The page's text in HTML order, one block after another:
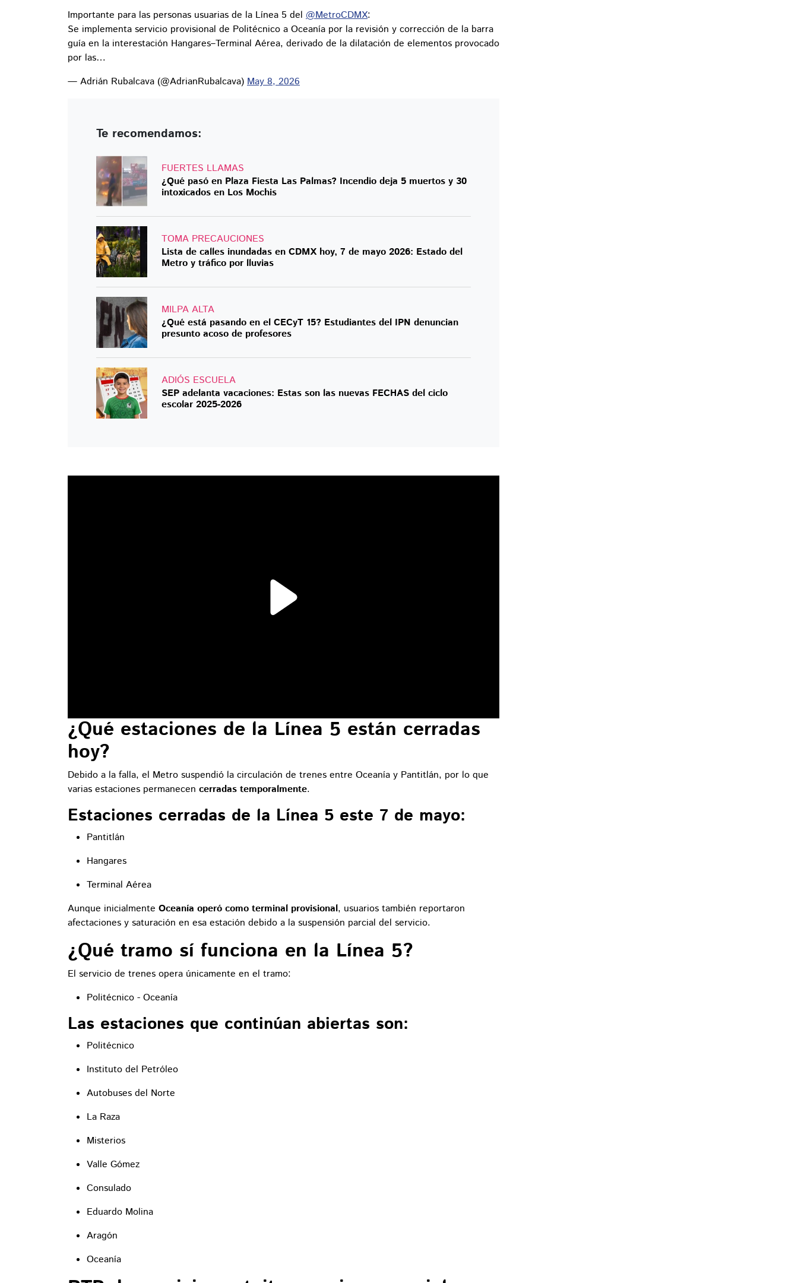
Importante para las personas usuarias de la Línea 5 del @MetroCDMX:
Se implementa servicio provisional de Politécnico a Oceanía por la revisión y corrección de la barra
guía en la interestación Hangares–Terminal Aérea, derivado de la dilatación de elementos provocado
por las…
— Adrián Rubalcava (@AdrianRubalcava) May 8, 2026
Te recomendamos:
FUERTES LLAMAS
¿Qué pasó en Plaza Fiesta Las Palmas? Incendio deja 5 muertos y 30
intoxicados en Los Mochis
TOMA PRECAUCIONES
Lista de calles inundadas en CDMX hoy, 7 de mayo 2026: Estado del
Metro y tráfico por lluvias
MILPA ALTA
¿Qué está pasando en el CECyT 15? Estudiantes del IPN denuncian
presunto acoso de profesores
ADIÓS ESCUELA
SEP adelanta vacaciones: Estas son las nuevas FECHAS del ciclo
escolar 2025-2026
¿Qué estaciones de la Línea 5 están cerradas
hoy?
Debido a la falla, el Metro suspendió la circulación de trenes entre Oceanía y Pantitlán, por lo que
varias estaciones permanecen cerradas temporalmente.
Estaciones cerradas de la Línea 5 este 7 de mayo:
Pantitlán
Hangares
Terminal Aérea
Aunque inicialmente Oceanía operó como terminal provisional, usuarios también reportaron
afectaciones y saturación en esa estación debido a la suspensión parcial del servicio.
¿Qué tramo sí funciona en la Línea 5?
El servicio de trenes opera únicamente en el tramo:
Politécnico - Oceanía
Las estaciones que continúan abiertas son:
Politécnico
Instituto del Petróleo
Autobuses del Norte
La Raza
Misterios
Valle Gómez
Consulado
Eduardo Molina
Aragón
Oceanía